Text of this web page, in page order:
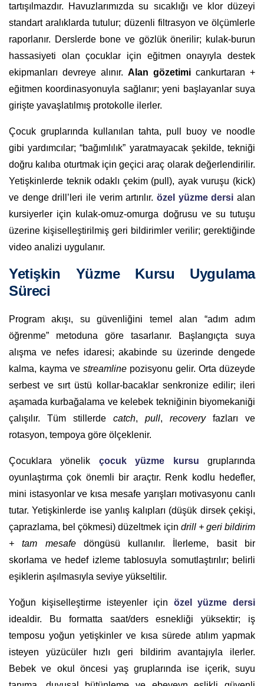
tartışılmazdır. Havuzlarımızda su sıcaklığı ve klor düzeyi
standart aralıklarda tutulur; düzenli filtrasyon ve ölçümlerle
raporlanır. Derslerde bone ve gözlük önerilir; kulak-burun
hassasiyeti olan çocuklar için eğitmen onayıyla destek
ekipmanları devreye alınır. Alan gözetimi cankurtaran +
eğitmen koordinasyonuyla sağlanır; yeni başlayanlar suya
girişte yavaşlatılmış protokolle ilerler.
Çocuk gruplarında kullanılan tahta, pull buoy ve noodle
gibi yardımcılar; “bağımlılık” yaratmayacak şekilde, tekniği
doğru kalıba oturtmak için geçici araç olarak değerlendirilir.
Yetişkinlerde teknik odaklı çekim (pull), ayak vuruşu (kick)
ve denge drill’leri ile verim artırılır. özel yüzme dersi alan
kursiyerler için kulak-omuz-omurga doğrusu ve su tutuşu
üzerine kişiselleştirilmiş geri bildirimler verilir; gerektiğinde
video analizi uygulanır.
Yetişkin Yüzme Kursu Uygulama
Süreci
Program akışı, su güvenliğini temel alan “adım adım
öğrenme” metoduna göre tasarlanır. Başlangıçta suya
alışma ve nefes idaresi; akabinde su üzerinde dengede
kalma, kayma ve streamline pozisyonu gelir. Orta düzeyde
serbest ve sırt üstü kollar-bacaklar senkronize edilir; ileri
aşamada kurbağalama ve kelebek tekniğinin biyomekaniği
çalışılır. Tüm stillerde catch, pull, recoveryfazları ve
rotasyon, tempoya göre ölçeklenir.
Çocuklara yönelik çocuk yüzme kursu gruplarında
oyunlaştırma çok önemli bir araçtır. Renk kodlu hedefler,
mini istasyonlar ve kısa mesafe yarışları motivasyonu canlı
tutar. Yetişkinlerde ise yanlış kalıpları (düşük dirsek çekişi,
çaprazlama, bel çökmesi) düzeltmek için drill + geri bildirim
+ tam mesafedöngüsü kullanılır. İlerleme, basit bir
skorlama ve hedef izleme tablosuyla somutlaştırılır; belirli
eşiklerin aşılmasıyla seviye yükseltilir.
Yoğun kişiselleştirme isteyenler için özel yüzme dersi
idealdir. Bu formatta saat/ders esnekliği yüksektir; iş
temposu yoğun yetişkinler ve kısa sürede atılım yapmak
isteyen yüzücüler hızlı geri bildirim avantajıyla ilerler.
Bebek ve okul öncesi yaş gruplarında ise içerik, suyu